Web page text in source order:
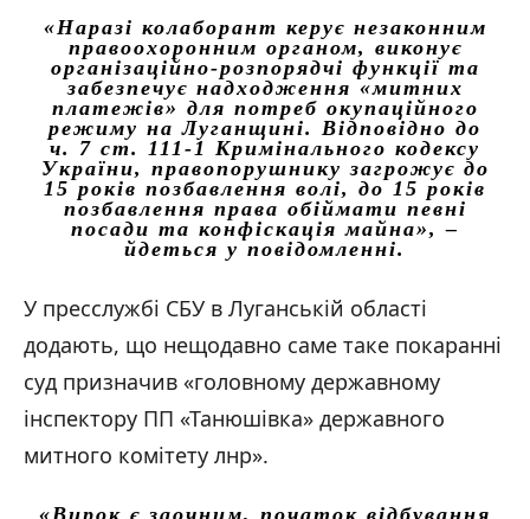
«Наразі колаборант керує незаконним
правоохоронним органом, виконує
організаційно-розпорядчі функції та
забезпечує надходження «митних
платежів» для потреб окупаційного
режиму на Луганщині. Відповідно до
ч. 7 ст. 111-1 Кримінального кодексу
України, правопорушнику загрожує до
15 років позбавлення волі, до 15 років
позбавлення права обіймати певні
посади та конфіскація майна», –
йдеться у повідомленні.
У пресслужбі СБУ в Луганській області
додають, що нещодавно саме таке покаранні
суд призначив «головному державному
інспектору ПП «Танюшівка» державного
митного комітету лнр».
«Вирок є заочним, початок відбування